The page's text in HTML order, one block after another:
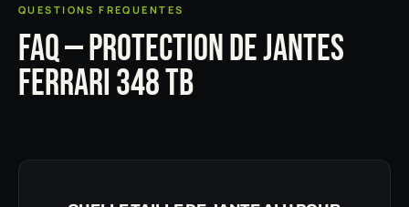
QUESTIONS FREQUENTES
FAQ — PROTECTION DE JANTES
FERRARI 348 TB